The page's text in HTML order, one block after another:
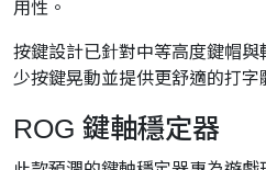
用性。
按鍵設計已針對中等高度鍵帽
少按鍵晃動並提供更舒適的打字
ROG 鍵軸穩定器